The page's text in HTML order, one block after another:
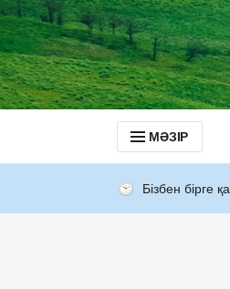
МӘЗІР
Бізбен бірге